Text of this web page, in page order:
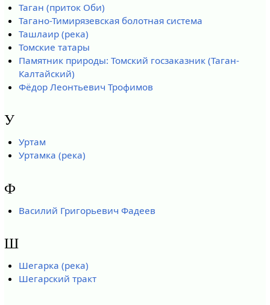
Таган (приток Оби)
Тагано-Тимирязевская болотная система
Ташлаир (река)
Томские татары
Памятник природы: Томский госзаказник (Таган-
Калтайский)
Фёдор Леонтьевич Трофимов
У
Уртам
Уртамка (река)
Ф
Василий Григорьевич Фадеев
Ш
Шегарка (река)
Шегарский тракт